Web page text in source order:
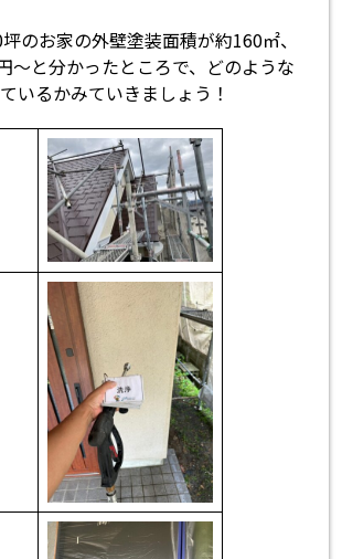
のお家の外壁塗装面積が約160㎡、
～と分かったところで、どのような
いるかみていきましょう！